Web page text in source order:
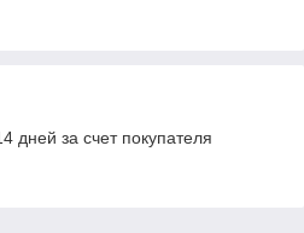
дней за счет покупателя